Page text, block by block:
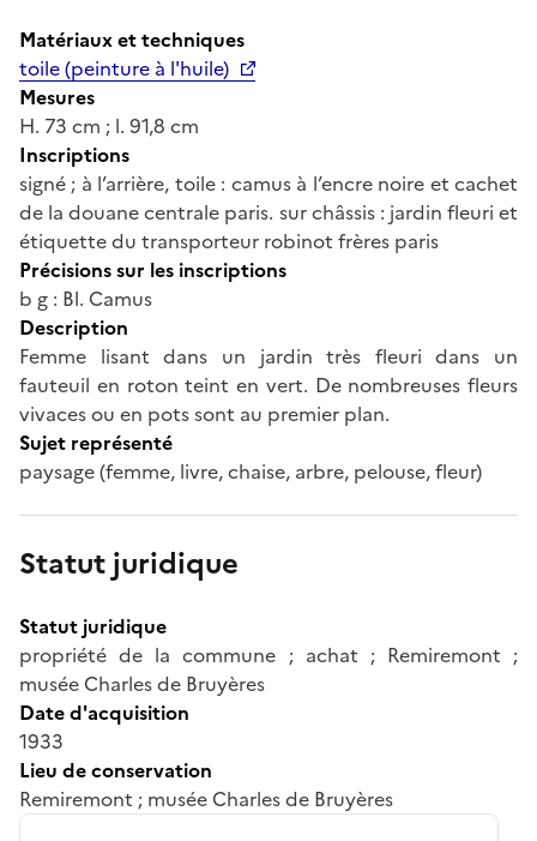
Matériaux et techniques
toile (peinture à l'huile)
Mesures
H. 73 cm ; l. 91,8 cm
Inscriptions
signé ; à l’arrière, toile : camus à l’encre noire et cachet
de la douane centrale paris. sur châssis : jardin fleuri et
étiquette du transporteur robinot frères paris
Précisions sur les inscriptions
b g : Bl. Camus
Description
Femme lisant dans un jardin très fleuri dans un
fauteuil en roton teint en vert. De nombreuses fleurs
vivaces ou en pots sont au premier plan.
Sujet représenté
paysage (femme, livre, chaise, arbre, pelouse, fleur)
Statut juridique
Statut juridique
propriété de la commune ; achat ; Remiremont ;
musée Charles de Bruyères
Date d'acquisition
1933
Lieu de conservation
Remiremont ; musée Charles de Bruyères